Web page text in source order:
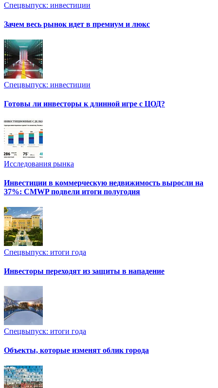
Спецвыпуск: инвестиции
Зачем весь рынок идет в премиум и люкс
Спецвыпуск: инвестиции
Готовы ли инвесторы к длинной игре с ЦОД?
Исследования рынка
Инвестиции в коммерческую недвижимость выросли на
37%: CMWP подвели итоги полугодия
Спецвыпуск: итоги года
Инвесторы переходят из защиты в нападение
Спецвыпуск: итоги года
Объекты, которые изменят облик города